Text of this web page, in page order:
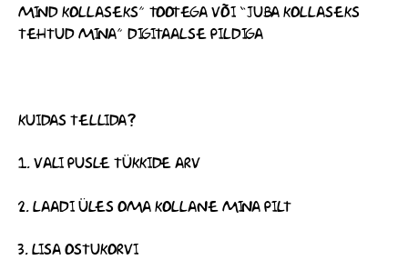
MIND KOLLASEKS” TOOTEGA VÕI “JUBA KOLLASEKS
TEHTUD MINA” DIGITAALSE PILDIGA
KUIDAS TELLIDA?
1. VALI PUSLE TÜKKIDE ARV
2. LAADI ÜLES OMA KOLLANE MINA PILT
3. LISA OSTUKORVI